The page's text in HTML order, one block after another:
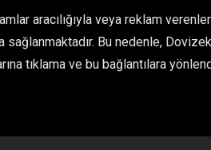
aracılığıyla veya reklam
Bu nedenle,
tıklama ve bu bağlantılara